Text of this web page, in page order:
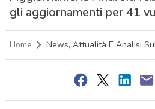
gli aggiornamenti per 41
Home News, Attualità E Analisi